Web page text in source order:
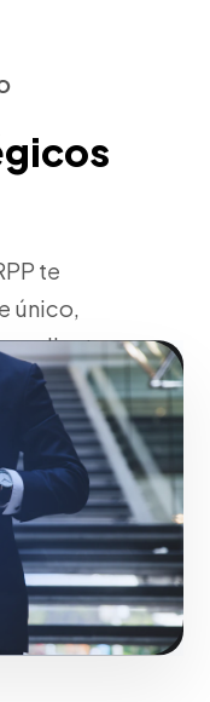
te
único,
mediante
levantamiento de